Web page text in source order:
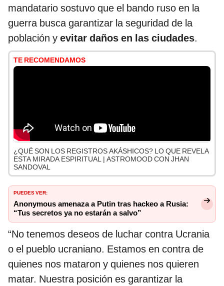
mandatario sostuvo que el bando ruso en la
guerra busca garantizar la seguridad de la
población y evitar daños en las ciudades.
TE RECOMENDAMOS
¿QUÉ SON LOS REGISTROS AKÁSHICOS? LO QUE REVELA
ESTA MIRADA ESPIRITUAL | ASTROMOOD CON JHAN
SANDOVAL
PUEDES VER:
Anonymous amenaza a Putin tras hackeo a Rusia:
“Tus secretos ya no estarán a salvo”
“No tenemos deseos de luchar contra Ucrania
o el pueblo ucraniano. Estamos en contra de
quienes nos mataron y quienes nos quieren
matar. Nuestra posición es garantizar la